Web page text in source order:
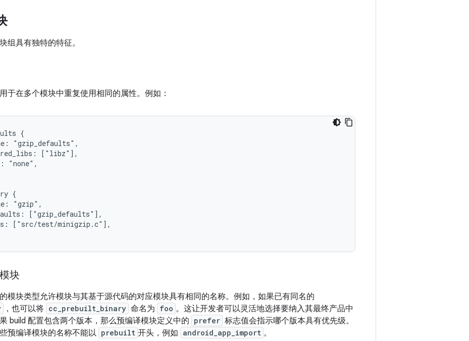
组具有独特的特征。
于在多个模块中重复使用相同的属性。例如：
{
"gzip_defaults",
["libz"],
"none",
{
"gzip",
["gzip_defaults"],
["src/test/minigzip.c"],
块
模块类型允许模块与其基于源代码的对应模块具有相同的名称。例如，如果已有同名的
，也可以将 cc_prebuilt_binary 命名为 foo 。这让开发者可以灵活地选择要纳入其最终产品中
build 配置包含两个版本，那么预编译模块定义中的 prefer 标志值会指示哪个版本具有优先级。
预编译模块的名称不能以 prebuilt 开头，例如 android_app_import 。